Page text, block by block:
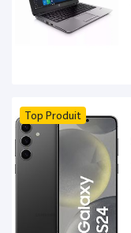
Top Produit